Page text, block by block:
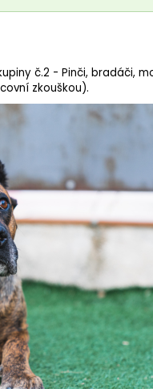
č.2 - Pinči, bradáči,
zkouškou).